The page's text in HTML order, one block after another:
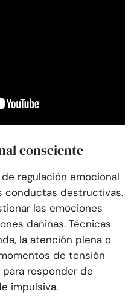
consciente
regulación emocional
conductas destructivas.
las emociones
dañinas. Técnicas
la atención plena o
de tensión
responder de
impulsiva.